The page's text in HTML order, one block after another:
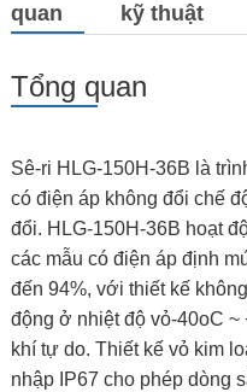
quan
kỹ thuật
Tổng quan
Sê-ri HLG-150H-36B là
có điện áp không đổi chế
đổi. HLG-150H-36B hoạt
các mẫu có điện áp định
đến 94%, với thiết kế
động ở nhiệt độ vỏ-40oC
khí tự do. Thiết kế vỏ kim
nhập IP67 cho phép dòng